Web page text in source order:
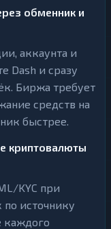
обменник и
аккаунта и
Dash и сразу
Биржа требует
средств на
быстрее.
криптовалюты
KYC при
источнику
каждого